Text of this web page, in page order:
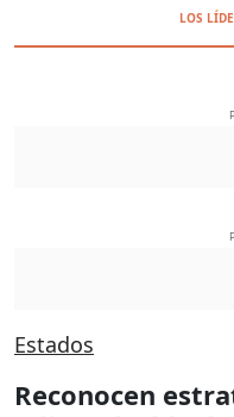
LOS
Estados
Reconocen